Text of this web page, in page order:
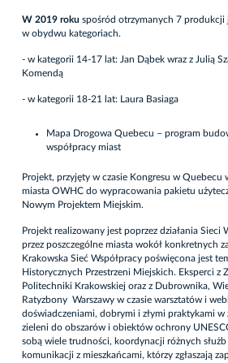
W 2019 roku spośród otrzymanych 7 produkcji
w obydwu kategoriach.
- w kategorii 14-17 lat: Jan Dąbek wraz z Julią
Komendą
- w kategorii 18-21 lat: Laura Basiaga
Mapa Drogowa Quebecu – program
współpracy miast
Projekt, przyjęty w czasie Kongresu w
miasta OWHC do wypracowania pakietu
Nowym Projektem Miejskim.
Projekt realizowany jest poprzez działania Sieci
przez poszczególne miasta wokół konkretnych
Krakowska Sieć Współpracy poświęcona jest
Historycznych Przestrzeni Miejskich. Eksperci z
Politechniki Krakowskiej oraz z Dubrownika,
Ratyzbony Warszawy w czasie warsztatów i
doświadczeniami, dobrymi i złymi praktykami w
zieleni do obszarów i obiektów ochrony
sobą wiele trudności, koordynacji różnych
komunikacji z mieszkańcami, którzy zgłaszają